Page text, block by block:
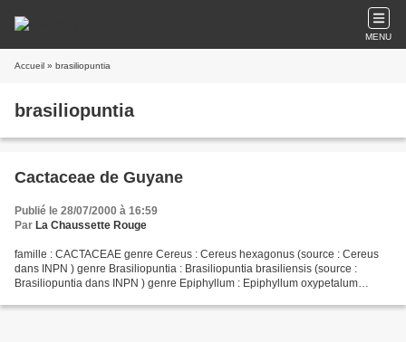
MENU
Accueil » brasiliopuntia
brasiliopuntia
Cactaceae de Guyane
Publié le 28/07/2000 à 16:59
Par La Chaussette Rouge
famille : CACTACEAE genre Cereus : Cereus hexagonus (source : Cereus
dans INPN ) genre Brasiliopuntia : Brasiliopuntia brasiliensis (source :
Brasiliopuntia dans INPN ) genre Epiphyllum : Epiphyllum oxypetalum